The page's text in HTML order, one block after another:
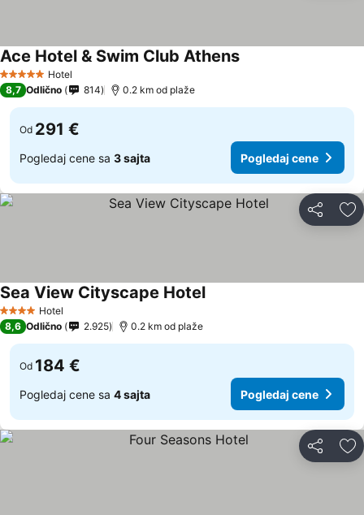
5 ZvezdiceHotel
Ace Hotel & Swim Club AthensPogledaj cene
8,7 Odlično 814 0.2 km od plaže
Od 291 €
Pogledaj cene sa 3 sajta Pogledaj cene
Deli
4 ZvezdiceHotel
Sea View Cityscape HotelPogledaj cene
8,6 Odlično 2.925 0.2 km od plaže
Od 184 €
Pogledaj cene sa 4 sajta Pogledaj cene
Deli